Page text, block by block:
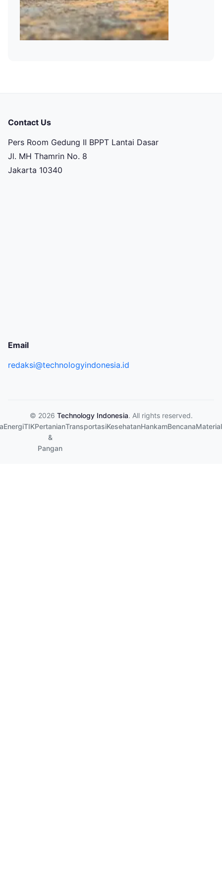
Contact Us
Pers Room Gedung II BPPT Lantai Dasar
Jl. MH Thamrin No. 8
Jakarta 10340
Email
redaksi@technologyindonesia.id
© 2026 Technology Indonesia. All rights reserved.
EnergiTIKPertanian
&
Pangan
TransportasiKesehatanHankamBencanaMaterial